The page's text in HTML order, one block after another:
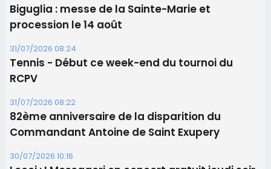
30/07/2026 10:16
Lecci : I Messageri en concert gratuit jeudi soir
30/07/2026 09:55
Corte : I Chjami Aghjalesi en concert ce soir
Bastia - Assunta Gloriosa à la Cathédrale
Sainte-Marie